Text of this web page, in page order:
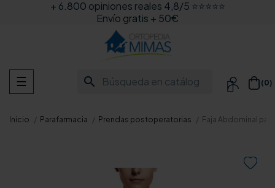
+ 6.800 opiniones reales 4,8/5 ⭐⭐⭐⭐⭐
Envío gratis + 50€
search  (0)
Navegación
de
☰
Inicio Parafarmacia Prendas postoperatorias Faja Abdominal
